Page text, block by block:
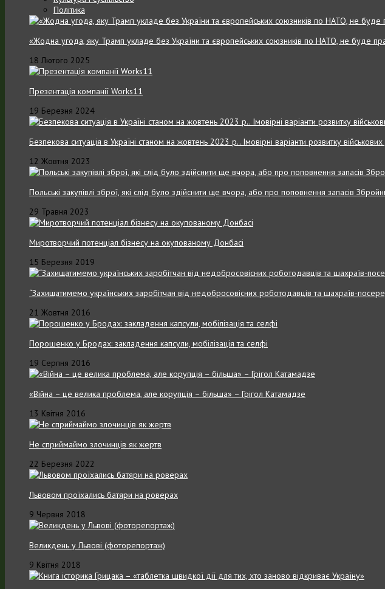
Політика
«Жодна угода, яку Трамп укладе без України та європейських союзників по НАТО, не буде
18 Лютого 2025
Презентація компанії Works11
19 Березня 2024
Безпекова ситуація в Україні станом на жовтень 2023 р.. Імовірні варіанти розвитку
12 Жовтня 2023
Польські закупівлі зброї, які слід було здійснити ще вчора, або про поповнення запасів
29 Травня 2023
Миротворчий потенціал бізнесу на окупованому Донбасі
15 Березня 2019
“Захищатимемо українських заробітчан від недобросовісних роботодавців та шахраїв-
21 Жовтня 2016
Порошенко у Бродах: закладення капсули, мобілізація та селфі
19 Серпня 2016
«Війна – це велика проблема, але корупція – більша» – Грігол Катамадзе
13 Квітня 2016
Не сприймаймо злочинців як жертв
22 Березня 2022
Львовом проїхались батяри на роверах
9 Червня 2018
Великдень у Львові (фоторепортаж)
9 Квітня 2018